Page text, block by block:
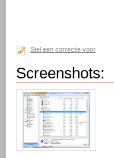
Stel een correctie voor
Screenshots: